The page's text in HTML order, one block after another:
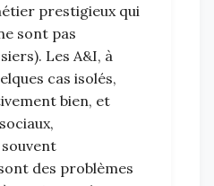
prestigieux qui
sont pas
Les A&I, à
cas isolés,
bien, et
des problèmes